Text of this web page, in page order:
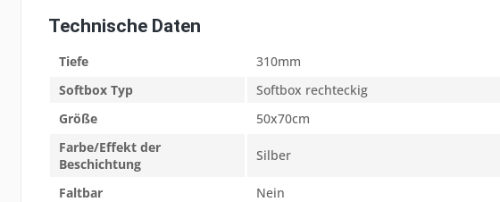
Technische Daten
Tiefe
310mm
Softbox Typ
Softbox rechteckig
Größe
50x70cm
Farbe/Effekt der
Beschichtung
Silber
Faltbar
Nein